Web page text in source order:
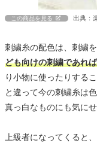
この商品を見る 出典：
刺繍糸の配色は、刺繍
ども向けの刺繍であれ
り小物に使ったりする
と違って今の刺繍糸は
真っ白なものにも気に
上級者になってくると